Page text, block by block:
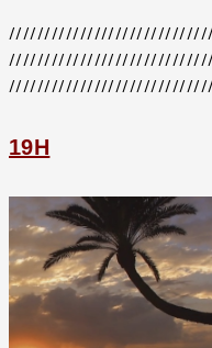
19H